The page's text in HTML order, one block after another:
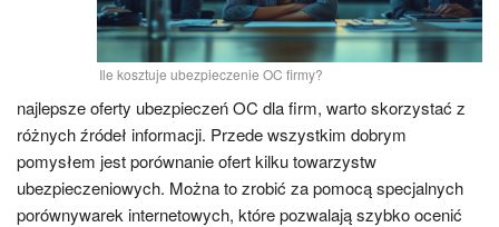
Ile kosztuje ubezpieczenie OC firmy?
najlepsze oferty ubezpieczeń OC dla firm, warto skorzystać z
różnych źródeł informacji. Przede wszystkim dobrym
pomysłem jest porównanie ofert kilku towarzystw
ubezpieczeniowych. Można to zrobić za pomocą specjalnych
porównywarek internetowych, które pozwalają szybko ocenić